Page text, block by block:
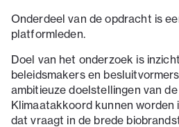
Onderdeel van de opdracht is
platformleden.
Doel van het onderzoek is
beleidsmakers en
ambitieuze doelstellingen van
Klimaatakkoord kunnen worden
dat vraagt in de brede